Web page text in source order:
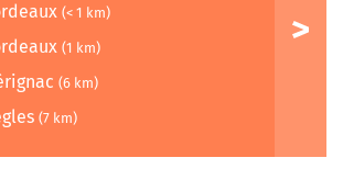
(< 1 km)
(1 km)
(6 km)
(7 km)